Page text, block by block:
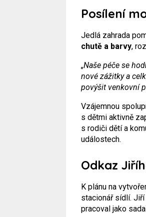
Posílení
Jedlá zahrada
chutě a barvy,
„Naše péče se
nové zážitky a
povýšit venkovní
Vzájemnou
s dětmi aktivně
s rodiči dětí a
událostech.
Odkaz
K plánu na
stacionář sídlí.
pracoval jako